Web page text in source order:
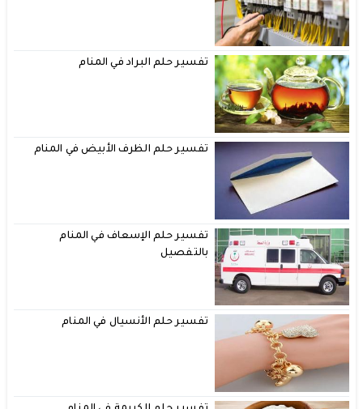
تفسير حلم البراد في المنام
تفسير حلم الظرف الأبيض في المنام
تفسير حلم الإسعاف في المنام
بالتفصيل
تفسير حلم الأنسيال في المنام